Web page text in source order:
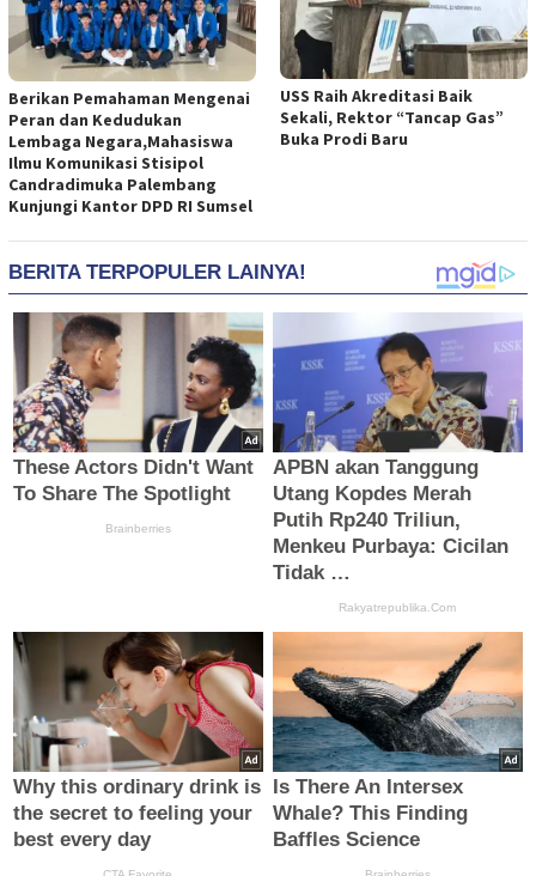
Berikan Pemahaman Mengenai
Peran dan Kedudukan
Lembaga Negara,Mahasiswa
Ilmu Komunikasi Stisipol
Candradimuka Palembang
Kunjungi Kantor DPD RI Sumsel
USS Raih Akreditasi Baik
Sekali, Rektor “Tancap Gas”
Buka Prodi Baru